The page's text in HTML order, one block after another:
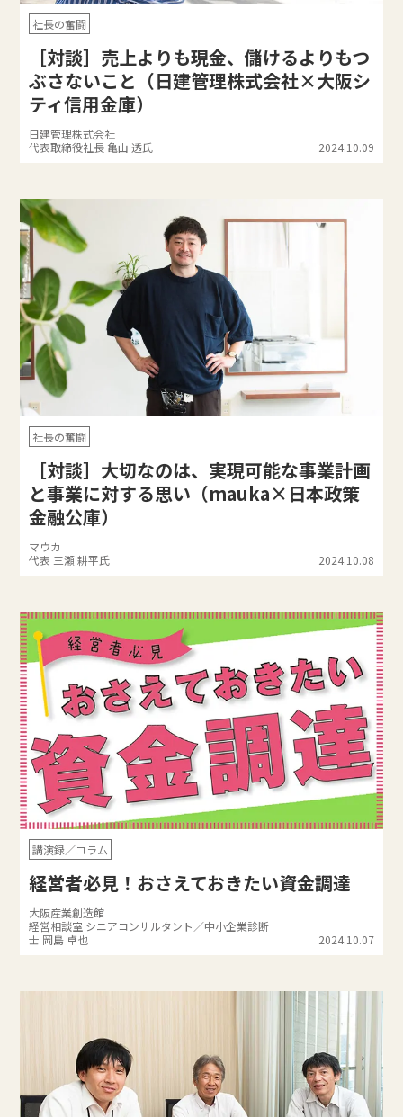
社長の奮闘
［対談］売上よりも現金、儲けるよりもつ
ぶさないこと（日建管理株式会社×大阪シ
ティ信用金庫）
日建管理株式会社
代表取締役社長 亀山 透氏
2024.10.09
社長の奮闘
［対談］大切なのは、実現可能な事業計画
と事業に対する思い（mauka×日本政策
金融公庫）
マウカ
代表 三瀬 耕平氏
2024.10.08
講演録／コラム
経営者必見！おさえておきたい資金調達
大阪産業創造館
経営相談室 シニアコンサルタント／中小企業診断
士 岡島 卓也
2024.10.07